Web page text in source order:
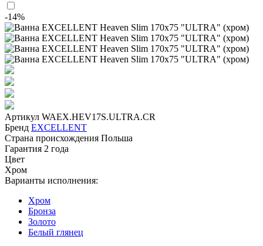
-14%
Артикул WAEX.HEV17S.ULTRA.CR
Бренд EXCELLENT
Страна происхождения Польша
Гарантия 2 года
Цвет
Хром
Варианты исполнения:
Хром
Бронза
Золото
Белый глянец